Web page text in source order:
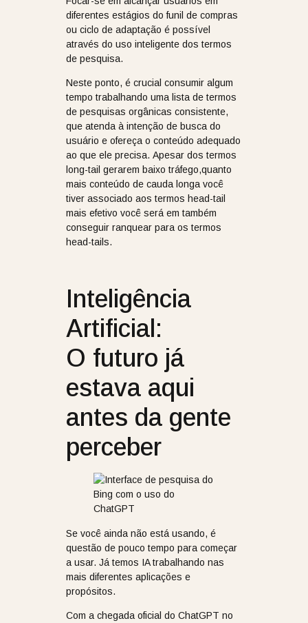
diferentes estágios do funil de compras
ou ciclo de adaptação é possível
através do uso inteligente dos termos
de pesquisa.
Neste ponto, é crucial consumir algum
tempo trabalhando uma lista de termos
de pesquisas orgânicas consistente,
que atenda à intenção de busca do
usuário e ofereça o conteúdo adequado
ao que ele precisa. Apesar dos termos
long-tail gerarem baixo tráfego,quanto
mais conteúdo de cauda longa você
tiver associado aos termos head-tail
mais efetivo você será em também
conseguir ranquear para os termos
head-tails.
Inteligência
Artificial:
O futuro já
estava aqui
antes da gente
perceber
Se você ainda não está usando, é
questão de pouco tempo para começar
a usar. Já temos IA trabalhando nas
mais diferentes aplicações e
propósitos.
Com a chegada oficial do ChatGPT no